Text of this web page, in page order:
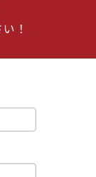
！